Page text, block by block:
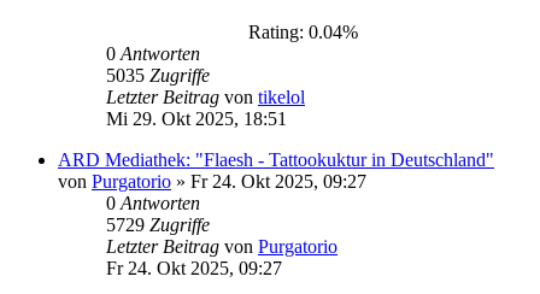
Rating: 0.04%
0 Antworten
5035 Zugriffe
Letzter Beitrag von tikelol
Mi 29. Okt 2025, 18:51
ARD Mediathek: "Flaesh - Tattookuktur in Deutschland"
von Purgatorio » Fr 24. Okt 2025, 09:27
0 Antworten
5729 Zugriffe
Letzter Beitrag von Purgatorio
Fr 24. Okt 2025, 09:27